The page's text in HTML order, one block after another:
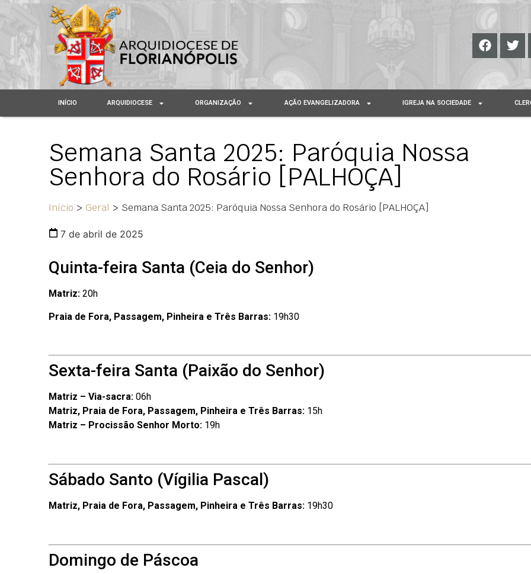
INÍCIO ARQUIDIOCESE ORGANIZAÇÃO AÇÃO EVANGELIZADORA IGREJA NA SOCIEDADE
Semana Santa 2025: Paróquia Nossa
Senhora do Rosário [PALHOÇA]
Início > Geral > Semana Santa 2025: Paróquia Nossa Senhora do Rosário [PALHOÇA]
7 de abril de 2025
Quinta-feira Santa (Ceia do Senhor)
Matriz: 20h
Praia de Fora, Passagem, Pinheira e Três Barras: 19h30
Sexta-feira Santa (Paixão do Senhor)
Matriz – Via-sacra: 06h
Matriz, Praia de Fora, Passagem, Pinheira e Três Barras: 15h
Matriz – Procissão Senhor Morto: 19h
Sábado Santo (Vígilia Pascal)
Matriz, Praia de Fora, Passagem, Pinheira e Três Barras: 19h30
Domingo de Páscoa